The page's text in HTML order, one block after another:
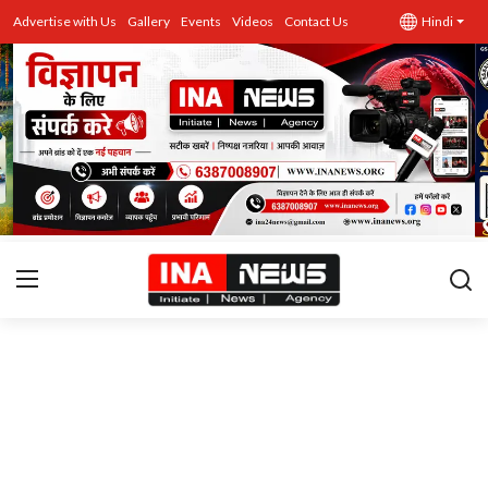
Advertise with Us Gallery Events Videos Contact Us Hindi
उत्तर प्रदेश
Advertise with Us
Events
राज्य